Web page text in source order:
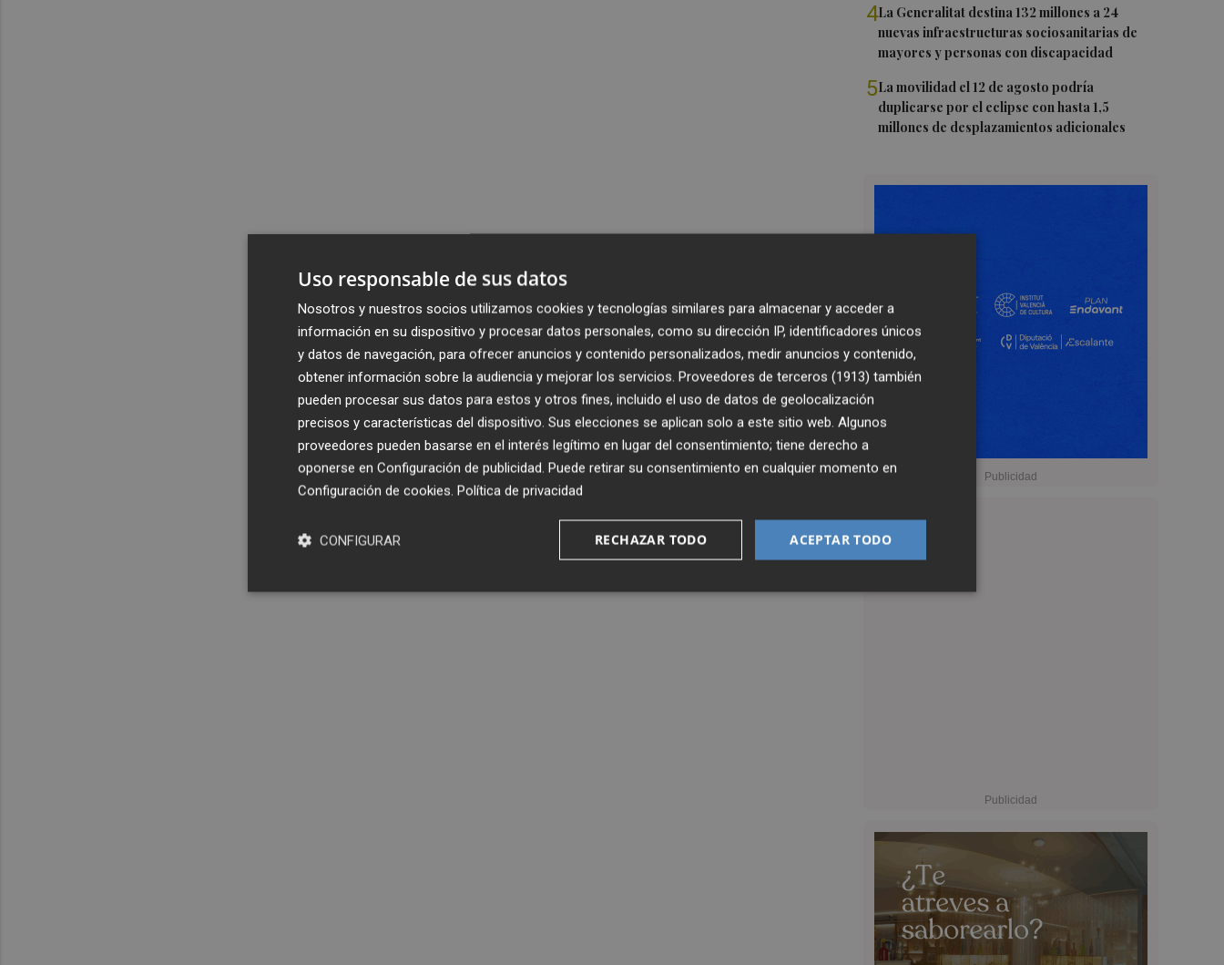
4La Generalitat destina 132 millones a 24
nuevas infraestructuras sociosanitarias de
mayores y personas con discapacidad
5La movilidad el 12 de agosto podría
duplicarse por el eclipse con hasta 1,5
millones de desplazamientos adicionales
Uso responsable de sus datos
Nosotros y nuestros socios utilizamos cookies y tecnologías similares para almacenar y acceder a
información en su dispositivo y procesar datos personales, como su dirección IP, identificadores únicos
y datos de navegación, para ofrecer anuncios y contenido personalizados, medir anuncios y contenido,
obtener información sobre la audiencia y mejorar los servicios. Proveedores de terceros (1913) también
pueden procesar sus datos para estos y otros fines, incluido el uso de datos de geolocalización
precisos y características del dispositivo. Sus elecciones se aplican solo a este sitio web. Algunos
proveedores pueden basarse en el interés legítimo en lugar del consentimiento; tiene derecho a
oponerse en Configuración de publicidad. Puede retirar su consentimiento en cualquier momento en
Configuración de cookies. Política de privacidad
ACEPTAR TODO
RECHAZAR TODO
CONFIGURAR